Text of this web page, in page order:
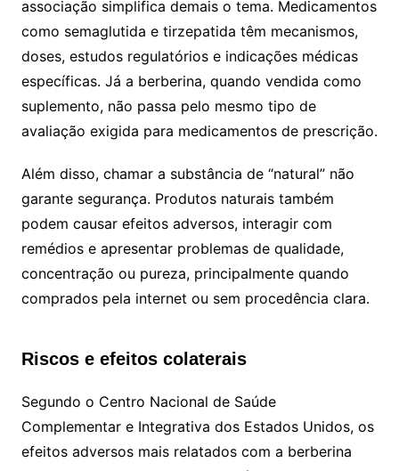
associação simplifica demais o tema. Medicamentos
como semaglutida e tirzepatida têm mecanismos,
doses, estudos regulatórios e indicações médicas
específicas. Já a berberina, quando vendida como
suplemento, não passa pelo mesmo tipo de
avaliação exigida para medicamentos de prescrição.
Além disso, chamar a substância de “natural” não
garante segurança. Produtos naturais também
podem causar efeitos adversos, interagir com
remédios e apresentar problemas de qualidade,
concentração ou pureza, principalmente quando
comprados pela internet ou sem procedência clara.
Riscos e efeitos colaterais
Segundo o Centro Nacional de Saúde
Complementar e Integrativa dos Estados Unidos, os
efeitos adversos mais relatados com a berberina